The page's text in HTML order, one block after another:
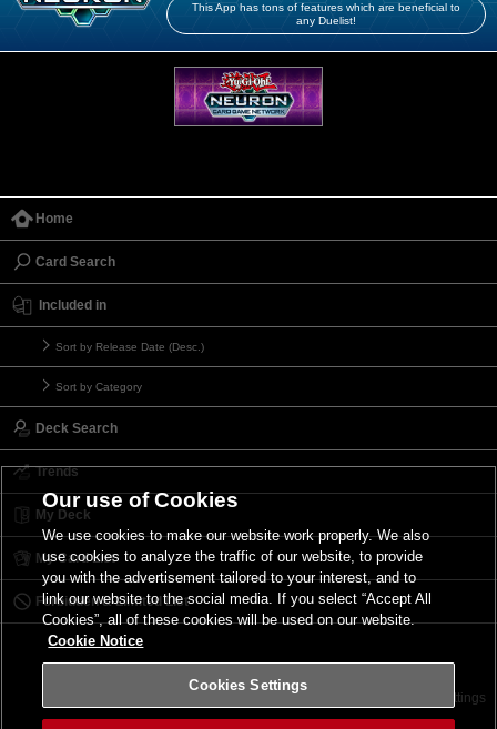
This App has tons of features which are beneficial to
any Duelist!
Home
Card Search
Included in
Sort by Release Date (Desc.)
Sort by Category
Deck Search
Trends
My Deck
My Card List
Forbidden & Limited List
Terms of Use Cookies Settings
Our use of Cookies
We use cookies to make our website work properly. We also
use cookies to analyze the traffic of our website, to provide
you with the advertisement tailored to your interest, and to
link our website to the social media. If you select “Accept All
Cookies”, all of these cookies will be used on our website.
Cookie Notice
Cookies Settings